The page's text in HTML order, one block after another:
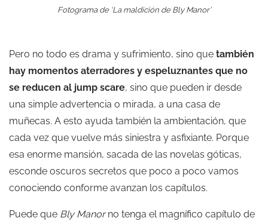
Fotograma de ‘La maldición de Bly Manor’
Pero no todo es drama y sufrimiento, sino que también
hay momentos aterradores y espeluznantes que no
se reducen al jump scare, sino que pueden ir desde
una simple advertencia o mirada, a una casa de
muñecas. A esto ayuda también la ambientación, que
cada vez que vuelve más siniestra y asfixiante. Porque
esa enorme mansión, sacada de las novelas góticas,
esconde oscuros secretos que poco a poco vamos
conociendo conforme avanzan los capítulos.
Puede que Bly Manorno tenga el magnífico capítulo de